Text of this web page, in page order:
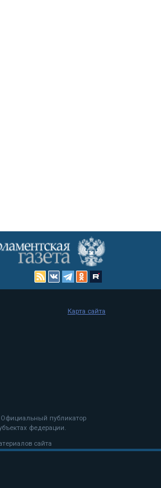
Официальный публикатор
федерации.
сайта
Карта сайта